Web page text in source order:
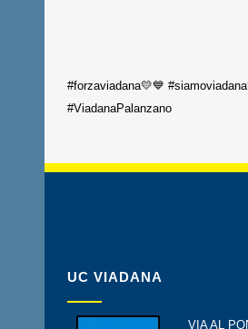
#forzaviadana💛💙
#ViadanaPalanzano
UC VIADANA
VIA AL